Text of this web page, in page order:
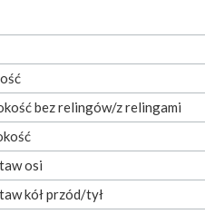
bez relingów/z relingami
osi
kół przód/tył